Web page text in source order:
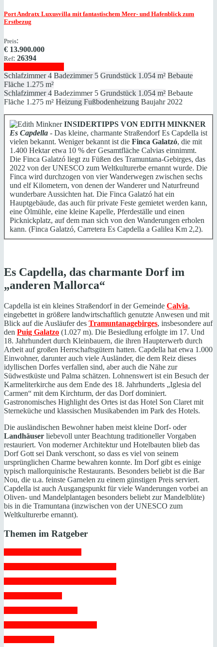
Port Andratx Luxusvilla mit fantastischem Meer- und Hafenblick zum
Erstbezug
Preis:
€ 13.900.000
Ref: 26394
Schlafzimmer 4 Badezimmer 5 Grundstück 1.054 m² Bebaute
Fläche 1.275 m²
Schlafzimmer 4 Badezimmer 5 Grundstück 1.054 m² Bebaute
Fläche 1.275 m² Heizung Fußbodenheizung Baujahr 2022
INSIDERTIPPS VON EDITH MINKNER
Es Capdella - Das kleine, charmante Straßendorf Es Capdella ist
vielen bekannt. Weniger bekannt ist die Finca Galatzó, die mit
1.400 Hektar etwa 10 % der Gesamtfläche Calvias einnimmt.
Die Finca Galatzó liegt zu Füßen des Tramuntana-Gebirges, das
2022 von der UNESCO zum Weltkulturerbe ernannt wurde. Die
Finca wird durchzogen von vier Wanderwegen zwischen sechs
und elf Kilometern, von denen der Wanderer und Naturfreund
wunderbare Aussichten hat. Die Finca Galatzó hat ein
Hauptgebäude, das auch für private Feste gemietet werden kann,
eine Ölmühle, eine kleine Kapelle, Pferdeställe und einen
Picknickplatz, auf dem man sich von den Wanderungen erholen
kann. (Finca Galatzó, Carretera Es Capdella a Galilea Km 2,2).
Es Capdella, das charmante Dorf im
„anderen Mallorca“
Capdella ist ein kleines Straßendorf in der Gemeinde Calvia,
eingebettet in größere landwirtschaftlich genutzte Anwesen und mit
Blick auf die Ausläufer des Tramuntanagebirges, insbesondere auf
den Puig Galatzo (1.027 m). Die Besiedlung erfolgte im 17. Und
18. Jahrhundert durch Kleinbauern, die ihren Haupterwerb durch
Arbeit auf großen Herrschaftsgütern hatten. Capdella hat etwa 1.000
Einwohner, darunter auch viele Ausländer, die dem Reiz dieses
idyllischen Dorfes verfallen sind, aber auch die Nähe zur
Südwestküste und Palma schätzen. Lohnenswert ist ein Besuch der
Karmeliterkirche aus dem Ende des 18. Jahrhunderts „Iglesia del
Carmen“ mit dem Kirchturm, der das Dorf dominiert.
Gastronomisches Highlight des Ortes ist das Hotel Son Claret mit
Sterneküche und klassischen Musikabenden im Park des Hotels.
Die ausländischen Bewohner haben meist kleine Dorf- oder
Landhäuser liebevoll unter Beachtung traditioneller Vorgaben
restauriert. Von moderner Architektur und Hotelbauten blieb das
Dorf Gott sei Dank verschont, so dass es viel von seinem
ursprünglichen Charme bewahren konnte. Im Dorf gibt es einige
typisch mallorquinische Restaurants. Besonders beliebt ist die Bar
Nou, die u.a. feinste Garnelen zu einem günstigen Preis serviert.
Capdella ist auch Ausgangspunkt für viele Wanderungen vorbei an
Oliven- und Mandelplantagen besonders beliebt zur Mandelblüte)
bis in die Tramuntana (inzwischen von der UNESCO zum
Weltkulturerbe ernannt).
Themen im Ratgeber